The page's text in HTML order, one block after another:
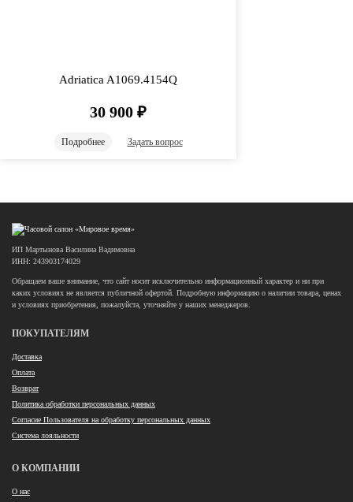
Adriatica A1069.4154Q
30 900 ₽
Подробнее Задать вопрос
ИП Мартынова Василина Вадимовна
ИНН: 243903174029
Обращаем ваше внимание, что сайт носит исключительно информационный характер и ни при
каких условиях не является публичной офертой. Подробную информацию о наличии товара, ценах
и условиях приобретения, пожалуйста, уточняйте у наших менеджеров.
ПОКУПАТЕЛЯМ
Доставка
Оплата
Возврат
Политика обработки персональных данных
Согласие Пользователя на обработку персональных данных
Система лояльности
О КОМПАНИИ
О нас